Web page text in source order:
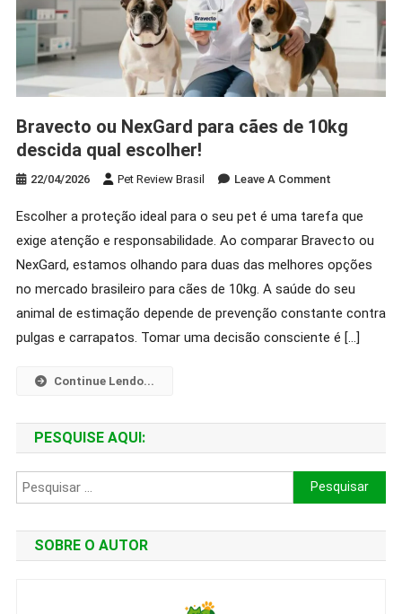
Bravecto ou NexGard para cães de 10kg
descida qual escolher!
22/04/2026 Pet Review Brasil Leave A CommentOn
Ou
NexGard
Para
Descida
Escolher a proteção ideal para o seu pet é uma tarefa que
exige atenção e responsabilidade. Ao comparar Bravecto ou
NexGard, estamos olhando para duas das melhores opções
no mercado brasileiro para cães de 10kg. A saúde do seu
animal de estimação depende de prevenção constante contra
pulgas e carrapatos. Tomar uma decisão consciente é […]
Continue Lendo...
PESQUISE AQUI:
Pesquisar
por:
SOBRE O AUTOR